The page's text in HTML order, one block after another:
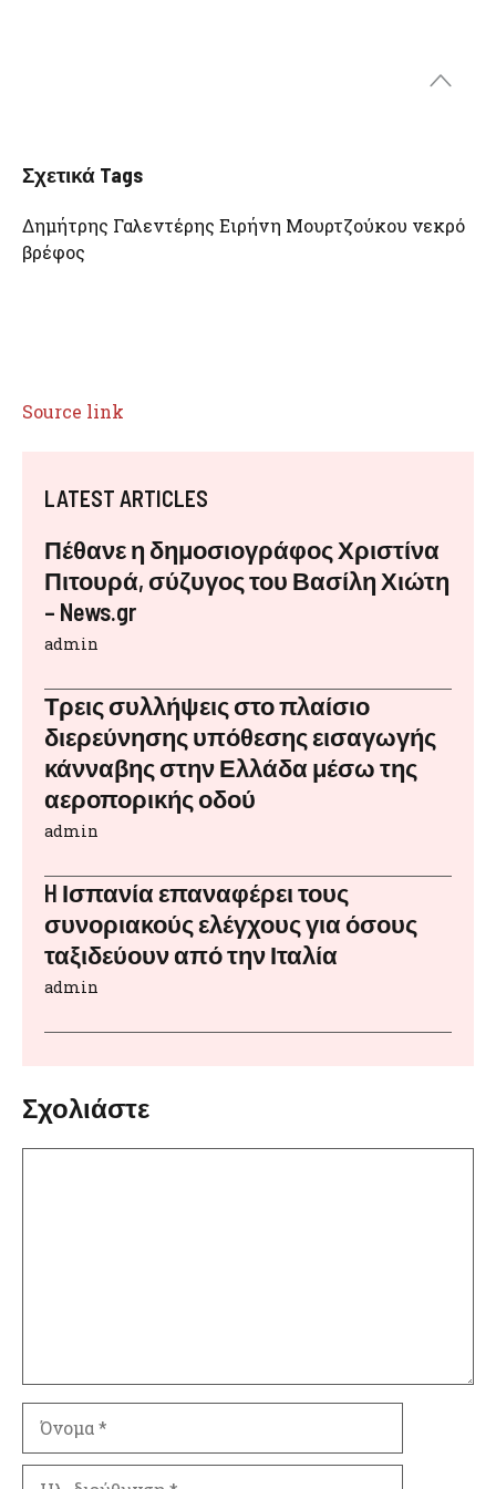
Σχετικά Tags
Δημήτρης Γαλεντέρης Ειρήνη Μουρτζούκου νεκρό
βρέφος
Source link
LATEST ARTICLES
Πέθανε η δημοσιογράφος Χριστίνα
Πιτουρά, σύζυγος του Βασίλη Χιώτη
– News.gr
admin
Τρεις συλλήψεις στο πλαίσιο
διερεύνησης υπόθεσης εισαγωγής
κάνναβης στην Ελλάδα μέσω της
αεροπορικής οδού
admin
H Ισπανία επαναφέρει τους
συνοριακούς ελέγχους για όσους
ταξιδεύουν από την Ιταλία
admin
Σχολιάστε